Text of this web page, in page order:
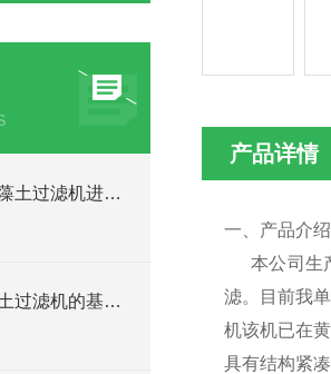
你时如何对立式硅藻土过滤机进行有效清洗的呢？
这些就是立式硅藻土过滤机的基础知识
产品详情
一、产品介
本公司生
滤。目前我
机该机已在
具有结构紧